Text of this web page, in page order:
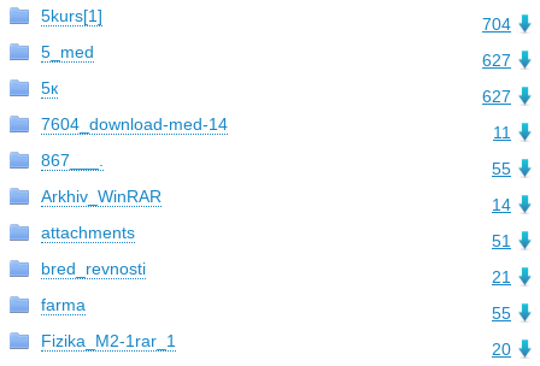
704
5kurs[1]
627
5_med
627
5к
11
7604_download-med-14
55
867___.
14
Arkhiv_WinRAR
51
attachments
21
bred_revnosti
55
farma
20
Fizika_M2-1rar_1